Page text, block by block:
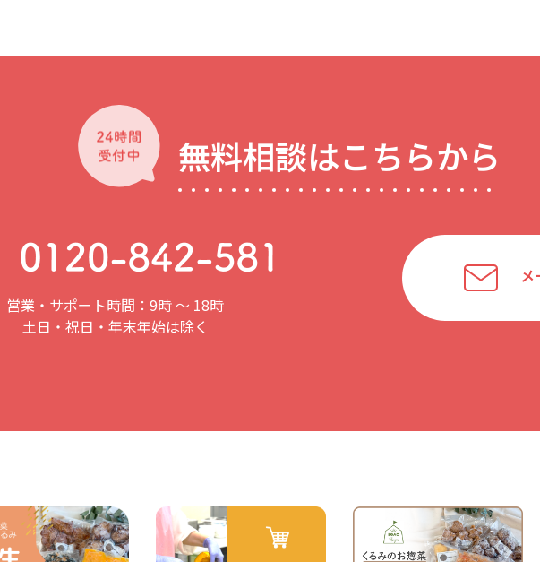
無料相談はこちらから
営業・サポート時間：9時 〜 18時
土日・祝日・年末年始は除く
メ